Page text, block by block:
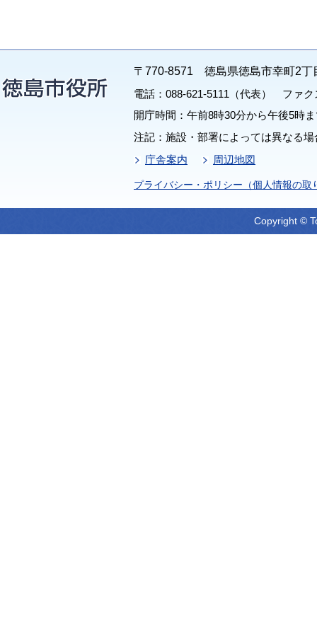
〒770-8571 徳島県徳島市幸町2丁
電話：088-621-5111（代表） ファク
開庁時間：午前8時30分から午後5時
注記：施設・部署によっては異なる
庁舎案内
周辺地図
プライバシー・ポリシー（個人情報の取
Copyright ©